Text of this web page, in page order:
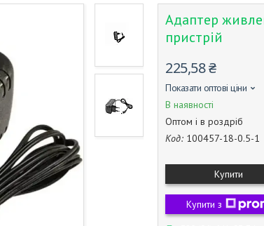
Адаптер
пристрій
225,58 ₴
Показати оптові ціни
В наявності
Оптом і в роздріб
Код: 100457-18-0.5-1
Купити
Купити з